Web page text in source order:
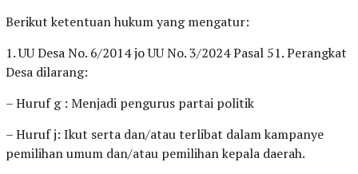
Berikut ketentuan hukum yang mengatur:
1. UU Desa No. 6/2014 jo UU No. 3/2024 Pasal 51. Perangkat
Desa dilarang:
– Huruf g : Menjadi pengurus partai politik
– Huruf j: Ikut serta dan/atau terlibat dalam kampanye
pemilihan umum dan/atau pemilihan kepala daerah.